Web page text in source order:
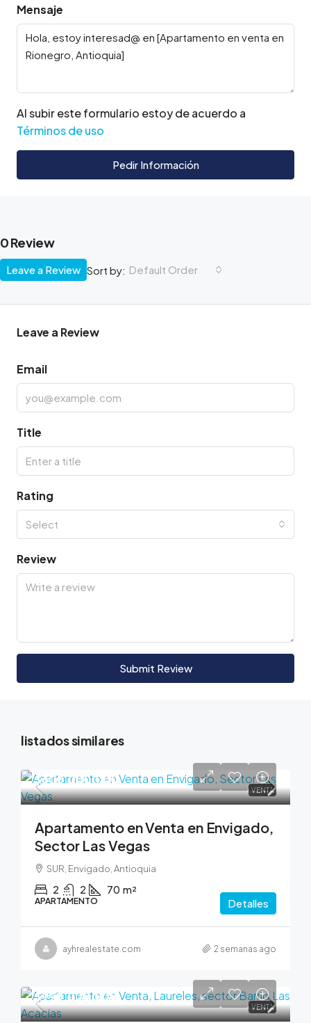
Mensaje
Al subir este formulario estoy de acuerdo a
Términos de uso
Pedir Información
0 Review
Sort by: Default Order
Leave a Review
Leave a Review
Email
Title
Rating
Select
Review
Submit Review
listados similares
VENTA
$600,000,000
Apartamento en Venta en Envigado,
Sector Las Vegas
SUR, Envigado, Antioquia
2 2 70 m²
APARTAMENTO Detalles
ayhrealestate.com 2 semanas ago
VENTA
$990,000,000